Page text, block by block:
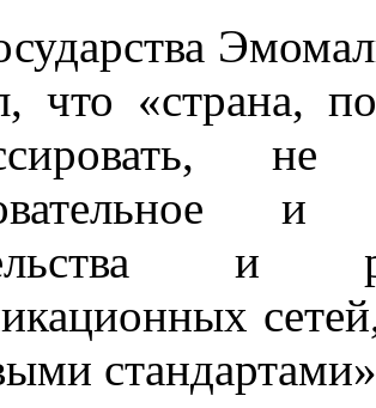
что «страна,
и
и